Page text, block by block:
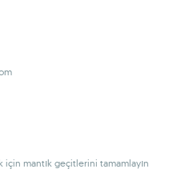
için mantık geçitlerini tamamlayın